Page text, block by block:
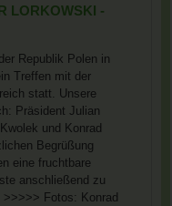
LORKOWSKI -
Republik Polen in
Treffen mit der
statt. Unsere
Präsident Julian
und Konrad
Begrüßung
eine fruchtbare
anschließend zu
>>>>> Fotos: Konrad